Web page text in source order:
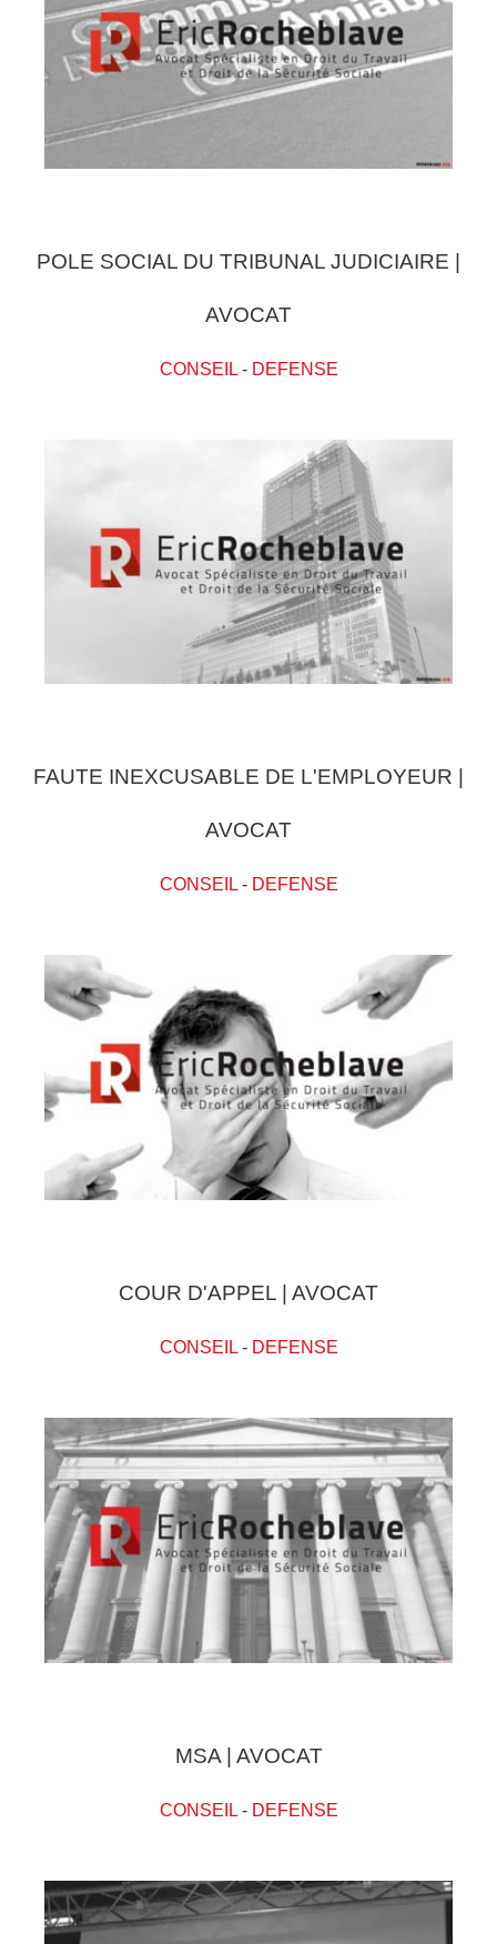
POLE SOCIAL DU TRIBUNAL JUDICIAIRE |
AVOCAT
CONSEIL- DEFENSE
FAUTE INEXCUSABLE DE L'EMPLOYEUR |
AVOCAT
CONSEIL- DEFENSE
COUR D'APPEL | AVOCAT
CONSEIL- DEFENSE
MSA | AVOCAT
CONSEIL- DEFENSE